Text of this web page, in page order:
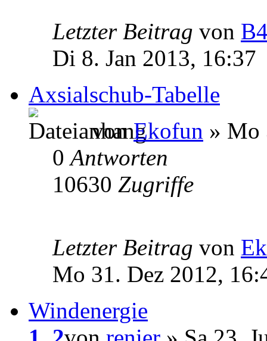
Letzter Beitrag von
Di 8. Jan 2013, 16:37
Axsialschub-Tabelle
vonEkofun » Mo
0Antworten
10630 Zugriffe
Letzter Beitrag von
Mo 31. Dez 2012,
Windenergie